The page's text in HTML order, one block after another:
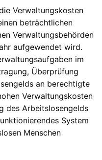
Verwaltungskosten
beträchtlichen
Verwaltungsbehörden
aufgewendet wird.
im
Überprüfung
an berechtigte
Verwaltungskosten
des Arbeitslosengelds
System
Menschen